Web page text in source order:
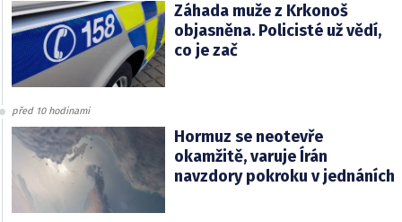
Záhada muže z Krkonoš
objasněna. Policisté už vědí,
co je zač
před 10 hodinami
Hormuz se neotevře
okamžitě, varuje Írán
navzdory pokroku v jednáních